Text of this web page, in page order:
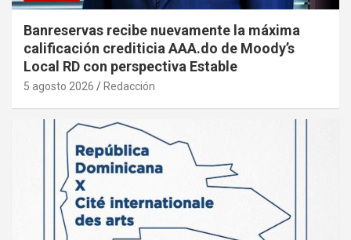
Banreservas recibe nuevamente la máxima
calificación crediticia AAA.do de Moody’s
Local RD con perspectiva Estable
5 agosto 2026 Redacción